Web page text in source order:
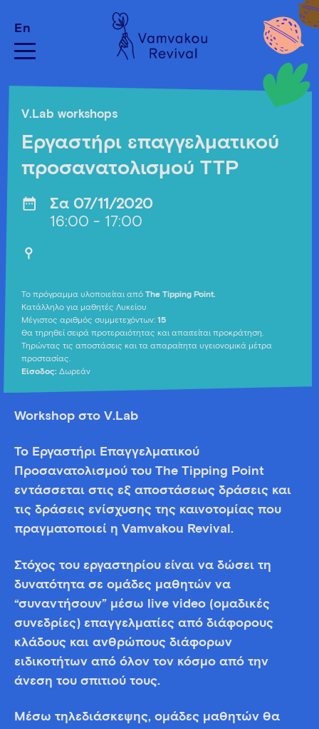
En
V.Lab workshops
Eργαστήρι επαγγελματικού
προσανατολισμού ΤΤP
Σα 07/11/2020
16:00 - 17:00
Το πρόγραμμα υλοποιείται από The Tipping Point.
Κατάλληλο για μαθητές Λυκείου
Μέγιστος αριθμός συμμετεχόντων: 15
Θα τηρηθεί σειρά προτεραιότητας και απαιτείται προκράτηση.
Τηρώντας τις αποστάσεις και τα απαραίτητα υγειονομικά μέτρα
προστασίας.
Είσοδος: Δωρεάν
Workshop στο V.Lab
Το Εργαστήρι Επαγγελματικού
Προσανατολισμού του Τhe Tipping Point
εντάσσεται στις εξ αποστάσεως δράσεις και
τις δράσεις ενίσχυσης της καινοτομίας που
πραγματοποιεί η Vamvakou Revival.
Στόχος του εργαστηρίου είναι να δώσει τη
δυνατότητα σε ομάδες μαθητών να
“συναντήσουν” μέσω live video (ομαδικές
συνεδρίες) επαγγελματίες από διάφορους
κλάδους και ανθρώπους διάφορων
ειδικοτήτων από όλον τον κόσμο από την
άνεση του σπιτιού τους.
Μέσω τηλεδιάσκεψης, ομάδες μαθητών θα